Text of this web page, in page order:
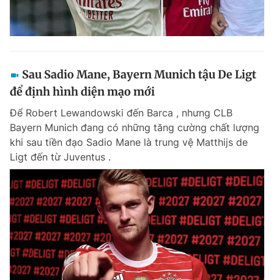
Sau Sadio Mane, Bayern Munich tậu De Ligt
để định hình diện mạo mới
Để Robert Lewandowski đến Barca , nhưng CLB
Bayern Munich đang có những tăng cường chất lượng
khi sau tiền đạo Sadio Mane là trung vệ Matthijs de
Ligt đến từ Juventus .